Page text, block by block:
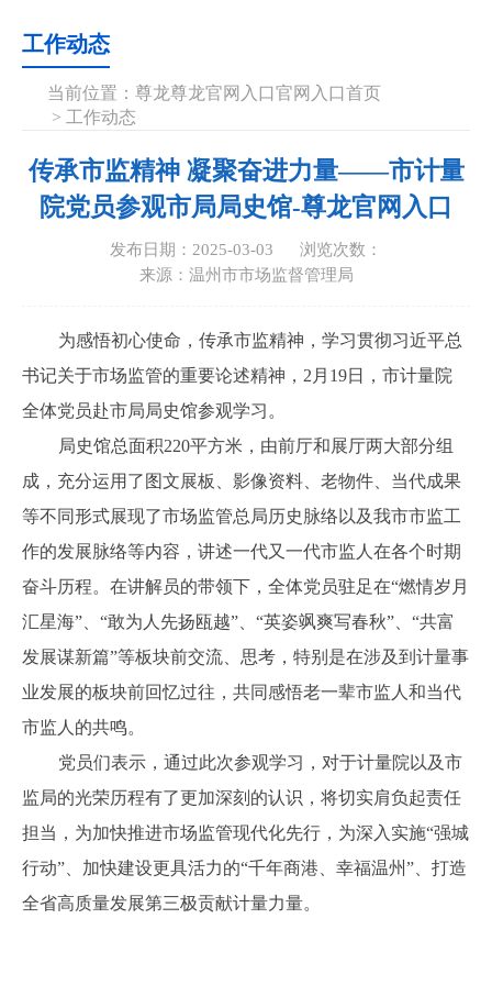
工作动态
当前位置： 尊龙尊龙官网入口官网入口首页
> 工作动态
传承市监精神 凝聚奋进力量——市计量
院党员参观市局局史馆-尊龙官网入口
发布日期：2025-03-03
浏览次数：
来源：温州市市场监督管理局
为感悟初心使命，传承市监精神，学习贯彻习近平总
书记关于市场监管的重要论述精神，2月19日，市计量院
全体党员赴市局局史馆参观学习。
局史馆总面积220平方米，由前厅和展厅两大部分组
成，充分运用了图文展板、影像资料、老物件、当代成果
等不同形式展现了市场监管总局历史脉络以及我市市监工
作的发展脉络等内容，讲述一代又一代市监人在各个时期
奋斗历程。在讲解员的带领下，全体党员驻足在“燃情岁月
汇星海”、“敢为人先扬瓯越”、“英姿飒爽写春秋”、“共富
发展谋新篇”等板块前交流、思考，特别是在涉及到计量事
业发展的板块前回忆过往，共同感悟老一辈市监人和当代
市监人的共鸣。
党员们表示，通过此次参观学习，对于计量院以及市
监局的光荣历程有了更加深刻的认识，将切实肩负起责任
担当，为加快推进市场监管现代化先行，为深入实施“强城
行动”、加快建设更具活力的“千年商港、幸福温州”、打造
全省高质量发展第三极贡献计量力量。